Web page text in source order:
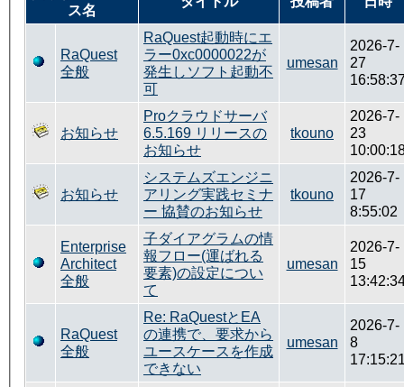
ス名
RaQuest
全般
RaQuest起動時にエ
ラー0xc0000022が
発生しソフト起動不
可
umesan
2026-7-
27
お知らせ
Proクラウドサーバ
6.5.169 リリースの
お知らせ
tkouno
2026-7-
23
お知らせ
システムズエンジニ
アリング実践セミナ
ー 協賛のお知らせ
tkouno
2026-7-
17
8:55:02
Enterprise
Architect
全般
子ダイアグラムの情
報フロー(運ばれる
要素)の設定につい
て
umesan
2026-7-
15
RaQuest
全般
Re: RaQuestとEA
の連携で、要求から
ユースケースを作成
できない
umesan
2026-7-
8